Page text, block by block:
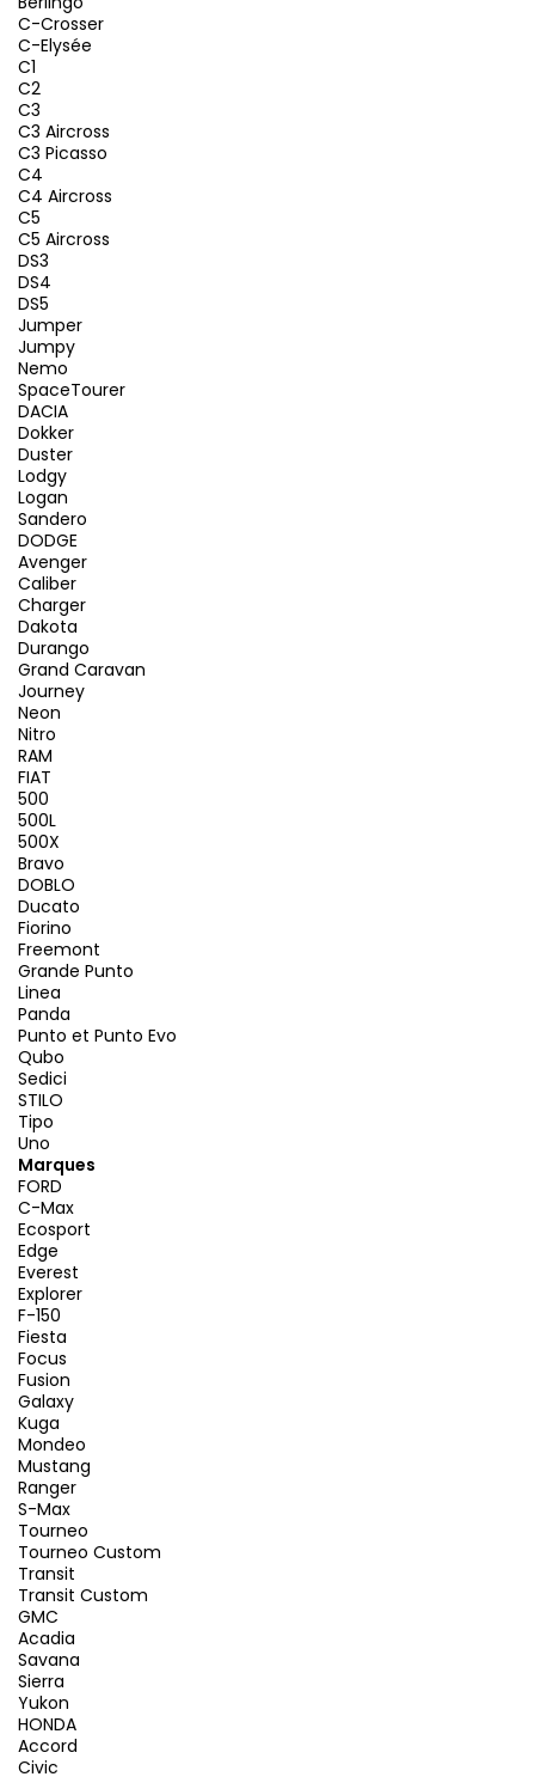
C-Crosser
C-Elysée
C1
C2
C3
C3 Aircross
C3 Picasso
C4
C4 Aircross
C5
C5 Aircross
DS3
DS4
DS5
Jumper
Jumpy
Nemo
SpaceTourer
DACIA
Dokker
Duster
Lodgy
Logan
Sandero
DODGE
Avenger
Caliber
Charger
Dakota
Durango
Grand Caravan
Journey
Neon
Nitro
RAM
FIAT
500
500L
500X
Bravo
DOBLO
Ducato
Fiorino
Freemont
Grande Punto
Linea
Panda
Punto et Punto Evo
Qubo
Sedici
STILO
Tipo
Uno
Marques
FORD
C-Max
Ecosport
Edge
Everest
Explorer
F-150
Fiesta
Focus
Fusion
Galaxy
Kuga
Mondeo
Mustang
Ranger
S-Max
Tourneo
Tourneo Custom
Transit
Transit Custom
GMC
Acadia
Savana
Sierra
Yukon
HONDA
Accord
Civic